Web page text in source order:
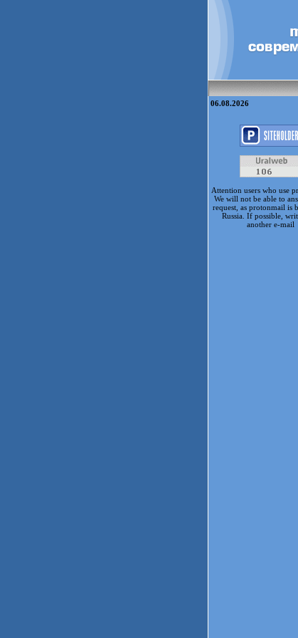
06.08.2026
Attention users who use
We will not be able to
request, as protonmail is
Russia. If possible,
another e-mail